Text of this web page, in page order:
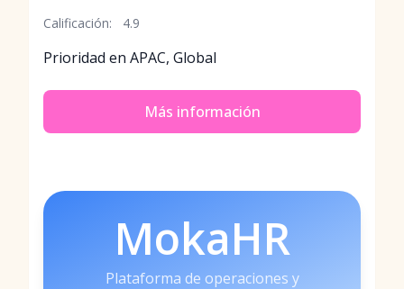
Calificación:
4.9
Prioridad en APAC, Global
Más información
MokaHR
Plataforma de operaciones y